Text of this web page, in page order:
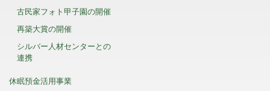
古民家フォト甲子園の開催
再築大賞の開催
シルバー人材センターとの
連携
休眠預金活用事業